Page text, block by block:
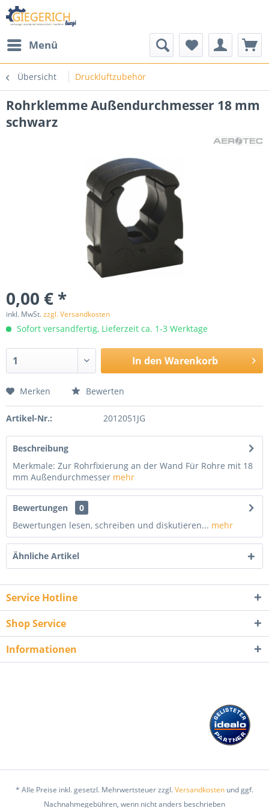
Menü
Übersicht Druckluftzubehör
Rohrklemme Außendurchmesser 18 mm
schwarz
0,00 € *
inkl. MwSt.zzgl. Versandkosten
Sofort versandfertig, Lieferzeit ca. 1-3 Werktage
In den Warenkorb
Merken Bewerten
Artikel-Nr.: 2012051JG
Beschreibung
Merkmale: Zur Rohrfixierung an der Wand Für Rohre mit 18
mm Außendurchmesser mehr
Bewertungen
0
Bewertungen lesen, schreiben und diskutieren... mehr
Ähnliche Artikel
Service Hotline
Shop Service
Informationen
* Alle Preise inkl. gesetzl. Mehrwertsteuer zzgl.Versandkosten und ggf.
Nachnahmegebühren, wenn nicht anders beschrieben